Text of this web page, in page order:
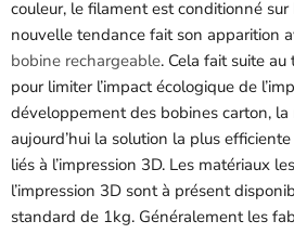
couleur, le filament est conditionné
nouvelle tendance fait son apparition
bobine rechargeable. Cela fait suite
pour limiter l’impact écologique de
développement des bobines carton,
aujourd’hui la solution la plus
liés à l’impression 3D. Les matériaux
l’impression 3D sont à présent
standard de 1kg. Généralement les